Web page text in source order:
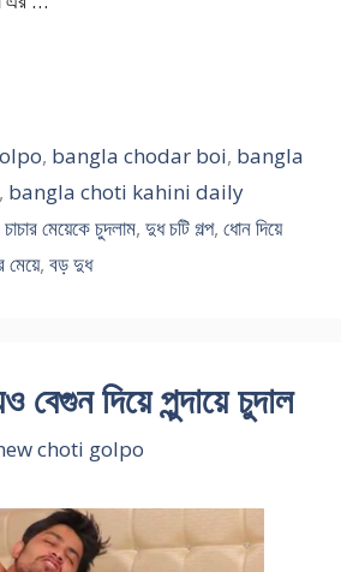
, bangla chodar boi, bangla
, bangla choti kahini daily
চাচার মেয়েকে চুদলাম, দুধ চটি গল্প, ধোন দিয়ে
, বড় দুধ
বেগুন দিয়ে পুন্দায়ে চুদাল
choti golpo